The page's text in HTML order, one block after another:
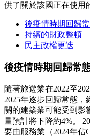
供了關於該國正在使用
後疫情時期回歸
持續的財政整頓
民主政權更迭
後疫情時期回歸常
隨著旅遊業在2022至
2025年逐步回歸常態
關的建築業可能受到影
量預計將下降約4%。
要由服務業（2024年佔